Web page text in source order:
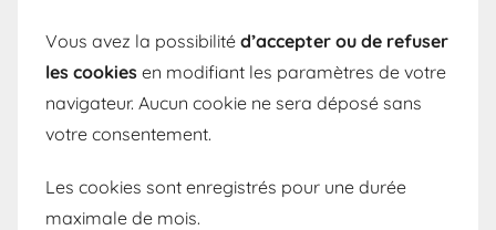
Vous avez la possibilité d’accepter ou de refuser
les cookies en modifiant les paramètres de votre
navigateur. Aucun cookie ne sera déposé sans
votre consentement.
Les cookies sont enregistrés pour une durée
maximale de mois.